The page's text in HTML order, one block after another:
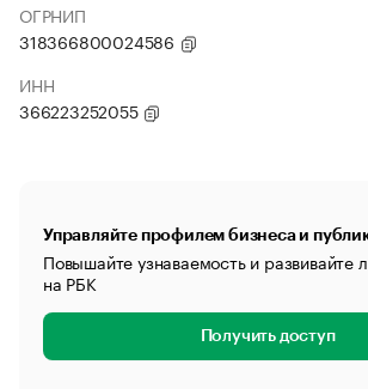
ОГРНИП
318366800024586
ИНН
366223252055
Управляйте профилем бизнеса и
Повышайте узнаваемость и развивайте
на РБК
Получить доступ